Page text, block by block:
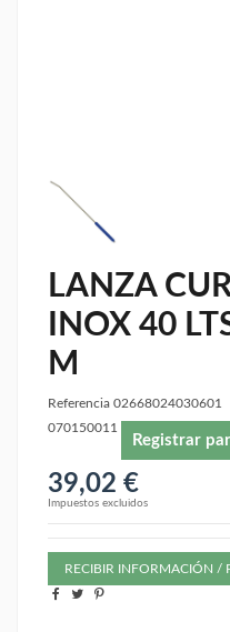
LANZA
INOX 40
M
Referencia 02668024030601
070150011
Registrar
39,02 €
Impuestos excluidos
RECIBIR INFORMACIÓN /